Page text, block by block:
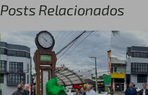
Posts Relacionados